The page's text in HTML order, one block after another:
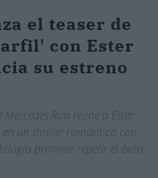
el teaser de
con Ester
su estreno
Ron reúne a Ester
en un thriller romántico con
promete repetir el éxito